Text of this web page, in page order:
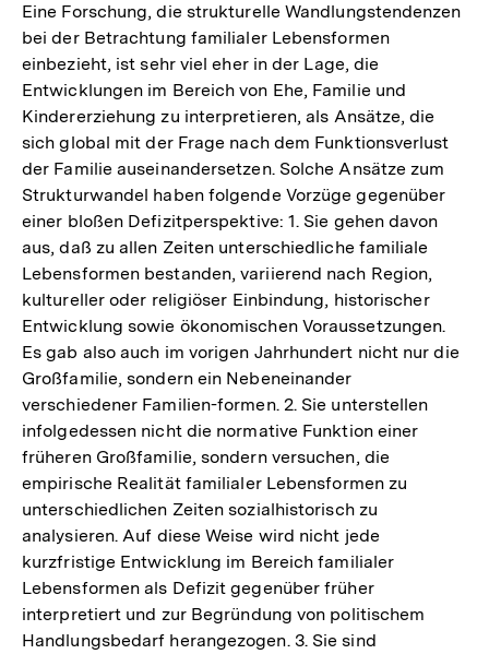
Eine Forschung, die strukturelle Wandlungstendenzen
bei der Betrachtung familialer Lebensformen
einbezieht, ist sehr viel eher in der Lage, die
Entwicklungen im Bereich von Ehe, Familie und
Kindererziehung zu interpretieren, als Ansätze, die
sich global mit der Frage nach dem Funktionsverlust
der Familie auseinandersetzen. Solche Ansätze zum
Strukturwandel haben folgende Vorzüge gegenüber
einer bloßen Defizitperspektive: 1. Sie gehen davon
aus, daß zu allen Zeiten unterschiedliche familiale
Lebensformen bestanden, variierend nach Region,
kultureller oder religiöser Einbindung, historischer
Entwicklung sowie ökonomischen Voraussetzungen.
Es gab also auch im vorigen Jahrhundert nicht nur die
Großfamilie, sondern ein Nebeneinander
verschiedener Familien-formen. 2. Sie unterstellen
infolgedessen nicht die normative Funktion einer
früheren Großfamilie, sondern versuchen, die
empirische Realität familialer Lebensformen zu
unterschiedlichen Zeiten sozialhistorisch zu
analysieren. Auf diese Weise wird nicht jede
kurzfristige Entwicklung im Bereich familialer
Lebensformen als Defizit gegenüber früher
interpretiert und zur Begründung von politischem
Handlungsbedarf herangezogen. 3. Sie sind